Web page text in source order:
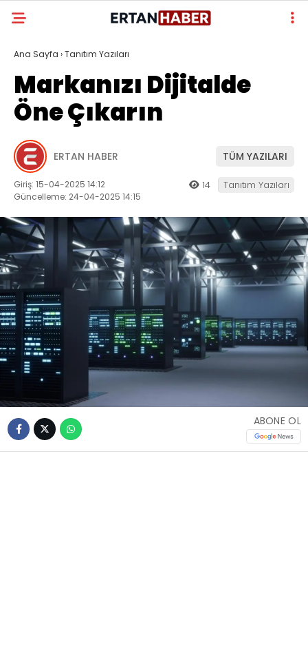
Ana Sayfa ›Tanıtım Yazıları
Markanızı Dijitalde
Öne Çıkarın
ERTAN HABER TÜM YAZILARI
Giriş: 15-04-2025 14:12
Güncelleme: 24-04-2025 14:15
14 Tanıtım Yazıları
ABONE OL